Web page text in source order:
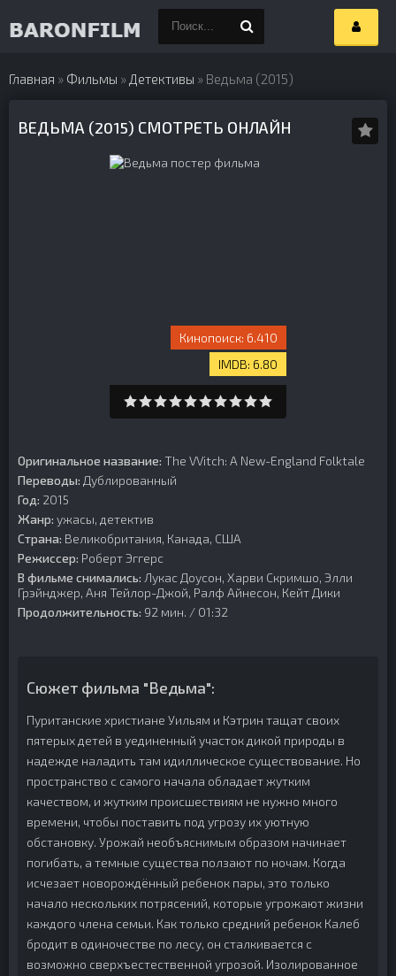
Главная » Фильмы » Детективы » Ведьма (2015)
ВЕДЬМА (2015) СМОТРЕТЬ ОНЛАЙН
6.410
6.80
Оригинальное название: The VVitch: A New-England Folktale
Переводы: Дублированный
Год: 2015
Жанр: ужасы, детектив
Страна: Великобритания, Канада, США
Режиссер: Роберт Эггерс
В фильме снимались: Лукас Доусон, Харви Скримшо, Элли
Грэйнджер, Аня Тейлор-Джой, Ралф Айнесон, Кейт Дики
Продолжительность: 92 мин. / 01:32
Сюжет фильма "Ведьма":
Пуританские христиане Уильям и Кэтрин тащат своих
пятерых детей в уединенный участок дикой природы в
надежде наладить там идиллическое существование. Но
пространство с самого начала обладает жутким
качеством, и жутким происшествиям не нужно много
времени, чтобы поставить под угрозу их уютную
обстановку. Урожай необъяснимым образом начинает
погибать, а темные существа ползают по ночам. Когда
исчезает новорождённый ребенок пары, это только
начало нескольких потрясений, которые угрожают жизни
каждого члена семьи. Как только средний ребенок Калеб
бродит в одиночестве по лесу, он сталкивается с
возможно сверхъестественной угрозой. Изолированное